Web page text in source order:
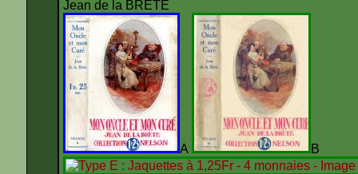
Jean de la BRÈTE
A